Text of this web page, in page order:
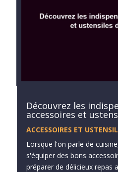
Découvrez les
accessoires et
ACCESSOIRES ET
Lorsque l'on parle de
s'équiper des bons
préparer de délicieux repas